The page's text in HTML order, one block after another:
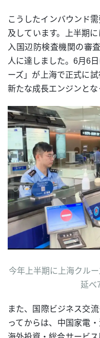
こうしたインバウンド
及しています。上半期
入国辺防検査機関の審
人に達しました。6月6
ーズ」が上海で正式に
新たな成長エンジンとな
今年上半期に上海クル
延べ
また、国際ビジネス交
ってからは、中国家電